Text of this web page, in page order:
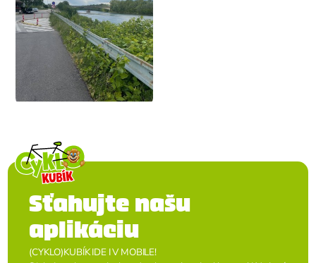
Sťahujte našu
aplikáciu
(CYKLO)KUBÍK IDE I V MOBILE!